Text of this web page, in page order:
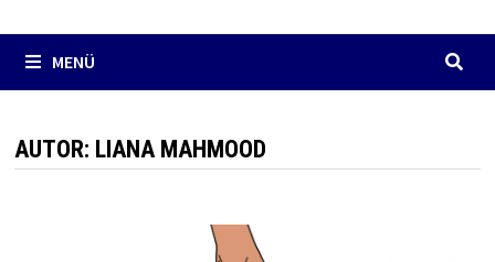
MENÜ
AUTOR: LIANA MAHMOOD